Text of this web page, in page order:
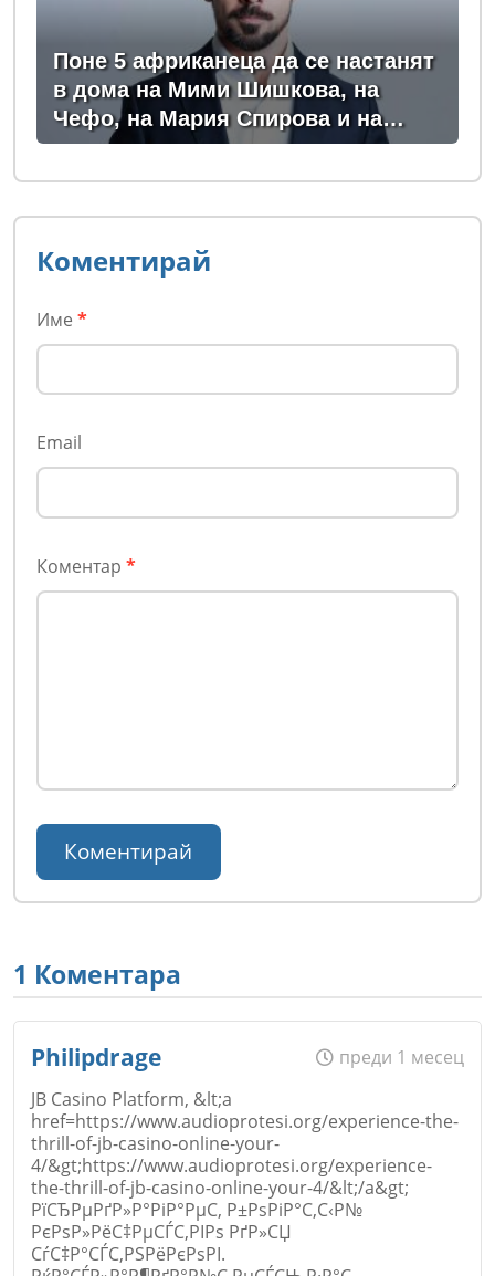
Поне 5 африканеца да се настанят
в дома на Мими Шишкова, на
Чефо, на Мария Спирова и на
Христо Комарницки
Коментирай
Име *
Email
Коментар *
1 Коментара
Philipdrage
преди 1 месец
JB Casino Platform, &lt;a
href=https://www.audioprotesi.org/experience-the-
thrill-of-jb-casino-online-your-
4/&gt;https://www.audioprotesi.org/experience-
the-thrill-of-jb-casino-online-your-4/&lt;/a&gt;
РїСЂРµРґР»Р°РіР°РµС‚ Р±РѕРіР°С‚С‹Р№
РєРѕР»РёС‡РµСЃС‚РІРѕ РґР»СЏ
СѓС‡Р°СЃС‚РЅРёРєРѕРІ.